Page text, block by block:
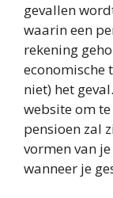
gevallen
waarin een
rekening
economische
niet) het
website om
pensioen zal
vormen van
wanneer je